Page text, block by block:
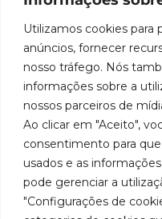
Utilizamos cookies para
anúncios, fornecer
nosso tráfego. Nós
informações sobre a
nossos parceiros de
Ao clicar em "Aceito",
consentimento para
usados e as
pode gerenciar a
"Configurações de
Marca
líder
em
fabricação
de
para
lubrificação
e
Privacidade
Políticas
de
Cookies
A Bozza
Produtos
Soluções
Técnicas
Seja um
Trabalhe
Conosco